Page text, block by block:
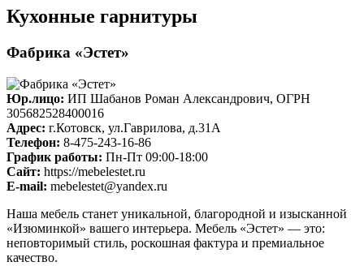
Кухонные гарнитуры
Фабрика «Эстет»
Юр.лицо: ИП Шабанов Роман Александрович, ОГРН
305682528400016
Адрес: г.Котовск, ул.Гаврилова, д.31А
Телефон: 8-475-243-16-86
График работы: Пн-Пт 09:00-18:00
Cайт: https://mebelestet.ru
E-mail: mebelestet@yandex.ru
Наша мебель станет уникальной, благородной и изысканной
«Изюминкой» вашего интерьера. Мебель «Эстет» — это:
неповторимый стиль, роскошная фактура и премиальное
качество.